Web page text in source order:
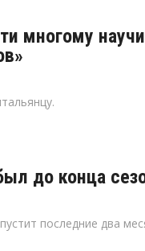
многому
до конца
последние два